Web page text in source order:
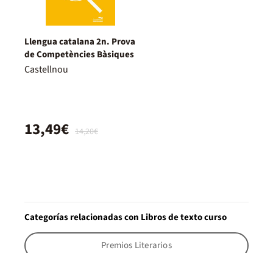
Llengua catalana 2n. Prova
de Competències Bàsiques
Castellnou
14,20€
13,49€
Categorías relacionadas con Libros de texto curso
Premios Literarios